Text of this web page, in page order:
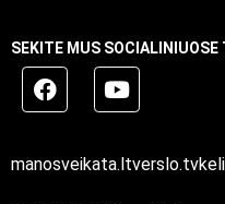
SEKITE MUS SOCIALINIUOSE
manosveikata.ltverslo.tv